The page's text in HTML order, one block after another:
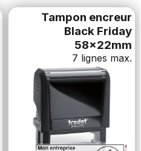
Tampon encreur
Black Friday
58x22mm
7 lignes max.